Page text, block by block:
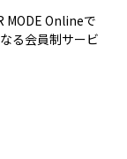
MODE Onlineで
る会員制サービ